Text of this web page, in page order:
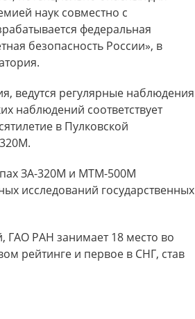
наук совместно с
федеральная
безопасность России», в
ведутся регулярные наблюдения
наблюдений соответствует
в Пулковской
ЗА-320М и МТМ-500М
исследований государственных
ГАО РАН занимает 18 место во
рейтинге и первое в СНГ, став